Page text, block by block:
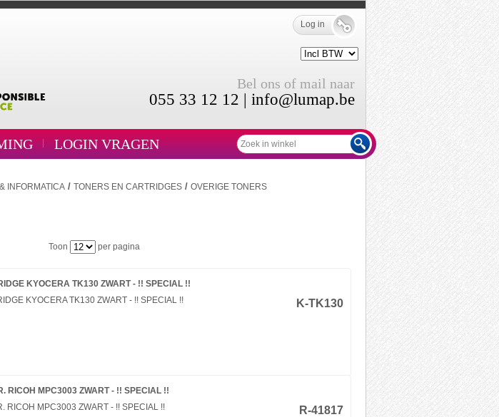
Log in
Bel ons of mail naar
055 33 12 12 | info@lumap.be
LOGIN VRAGEN
INFORMATICA / TONERS EN CARTRIDGES / OVERIGE TONERS
Toon per pagina
KYOCERA TK130 ZWART - !! SPECIAL !!
KYOCERA TK130 ZWART - !! SPECIAL !!
K-TK130
RICOH MPC3003 ZWART - !! SPECIAL !!
RICOH MPC3003 ZWART - !! SPECIAL !!
R-41817